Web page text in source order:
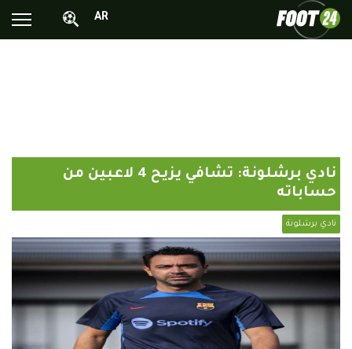
ألبومات الصور
أخبار متفرقة
البرامج
Chrono24
Sports 24
AR
نادي برشلونة: تشافي يزيح 4 لاعبين من
حساباته
نادي برشلونة